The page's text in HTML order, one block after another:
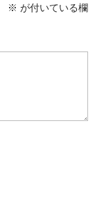
※ が付いている欄